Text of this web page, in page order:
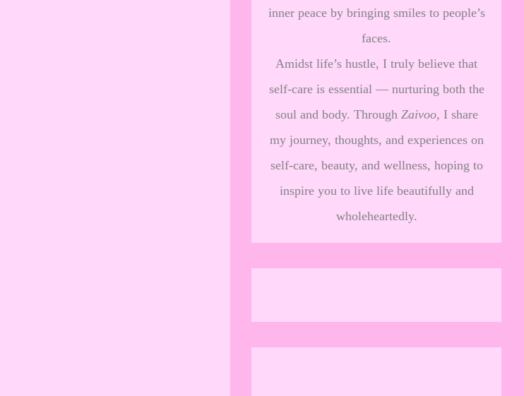
inner peace by bringing smiles to people’s
faces.
Amidst life’s hustle, I truly believe that
self-care is essential — nurturing both the
soul and body. Through Zaivoo, I share
my journey, thoughts, and experiences on
self-care, beauty, and wellness, hoping to
inspire you to live life beautifully and
wholeheartedly.